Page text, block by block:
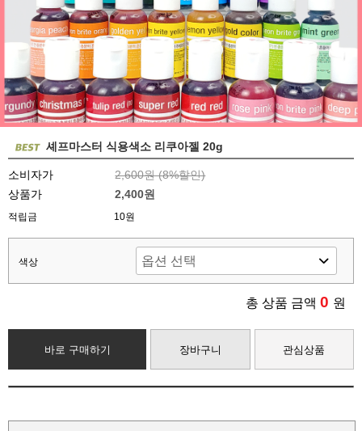
셰프마스터 식용색소 리쿠아젤 20g
소비자가 2,600원 (8%할인)
상품가
2,400원
적립금 10원
색상
총 상품 금액 0 원
바로 구매하기 장바구니 관심상품